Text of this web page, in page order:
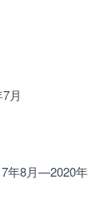
月
年8月—2020年